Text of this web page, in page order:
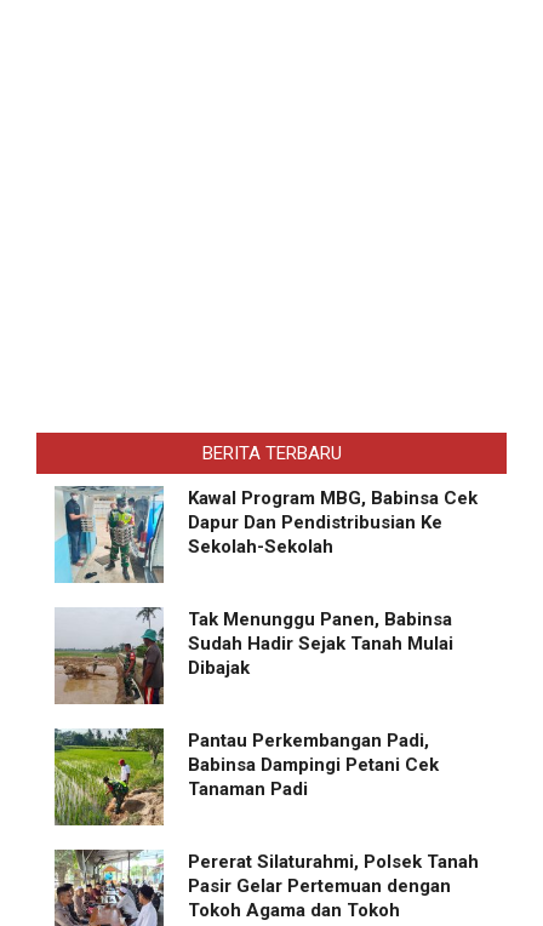
BERITA TERBARU
Kawal Program MBG, Babinsa Cek
Dapur Dan Pendistribusian Ke
Sekolah-Sekolah
Tak Menunggu Panen, Babinsa
Sudah Hadir Sejak Tanah Mulai
Dibajak
Pantau Perkembangan Padi,
Babinsa Dampingi Petani Cek
Tanaman Padi
Pererat Silaturahmi, Polsek Tanah
Pasir Gelar Pertemuan dengan
Tokoh Agama dan Tokoh